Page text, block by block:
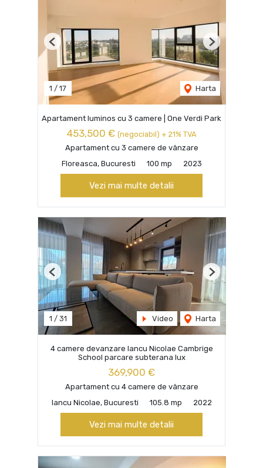
1 / 17 Harta
Previous Next
Apartament luminos cu 3 camere | One Verdi Park
453,500 € (negociabil) + 21% TVA
Apartament cu 3 camere de vânzare
Floreasca, Bucuresti
100 mp 2023
Vezi mai multe detalii
1 / 31 Video Harta
Previous Next
4 camere devanzare Iancu Nicolae Cambrige
School parcare subterana lux
369,900 €
Apartament cu 4 camere de vânzare
Iancu Nicolae, Bucuresti
105.8 mp 2022
Vezi mai multe detalii